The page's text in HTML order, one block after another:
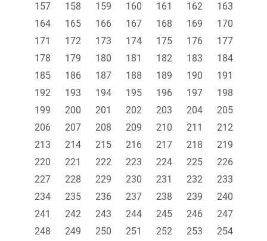
157
158 159 160 161 162
163
164
165 166 167 168 169
170
171
172 173 174 175 176
177
178
179 180 181 182 183
184
185
186 187 188 189 190
191
192
193 194 195 196 197
198
199
200 201 202 203 204
205
206
207 208 209 210 211
212
213
214 215 216 217 218
219
220
221 222 223 224 225
226
227
228 229 230 231 232
233
234
235 236 237 238 239
240
241
242 243 244 245 246
247
248
249 250 251 252 253
254